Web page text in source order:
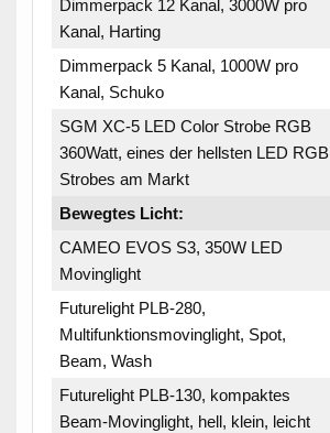
Dimmerpack 12 Kanal, 3000W pro
Kanal, Harting
Dimmerpack 5 Kanal, 1000W pro
Kanal, Schuko
SGM XC-5 LED Color Strobe RGB
360Watt, eines der hellsten LED RGB
Strobes am Markt
Bewegtes Licht:
CAMEO EVOS S3, 350W LED
Movinglight
Futurelight PLB-280,
Multifunktionsmovinglight, Spot,
Beam, Wash
Futurelight PLB-130, kompaktes
Beam-Movinglight, hell, klein, leicht